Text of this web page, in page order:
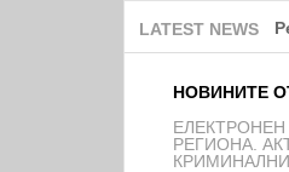
LATEST NEWS
НОВИНИТЕ
РЕГИОНА.